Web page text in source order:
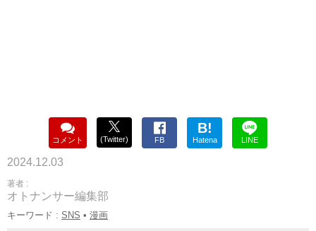
コメント (Twitter) FB
B!
Hatena LINE
2024.12.03
著者 :
オトナンサー編集部
キーワード : SNS • 漫画